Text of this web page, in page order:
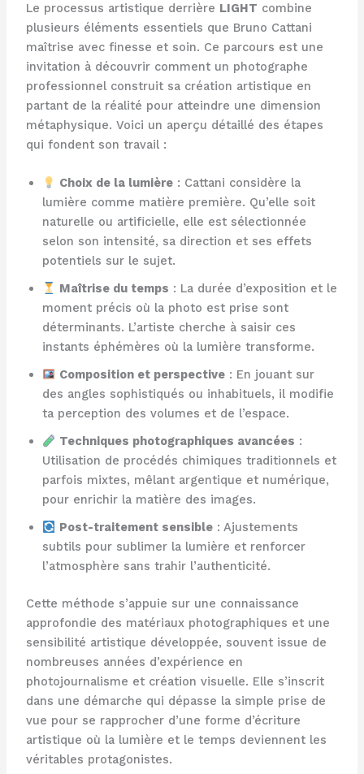
Le processus artistique derrière LIGHT combine
plusieurs éléments essentiels que Bruno Cattani
maîtrise avec finesse et soin. Ce parcours est une
invitation à découvrir comment un photographe
professionnel construit sa création artistique en
partant de la réalité pour atteindre une dimension
métaphysique. Voici un aperçu détaillé des étapes
qui fondent son travail :
Choix de la lumière : Cattani considère la
lumière comme matière première. Qu’elle soit
naturelle ou artificielle, elle est sélectionnée
selon son intensité, sa direction et ses effets
potentiels sur le sujet.
Maîtrise du temps : La durée d’exposition et le
moment précis où la photo est prise sont
déterminants. L’artiste cherche à saisir ces
instants éphémères où la lumière transforme.
Composition et perspective : En jouant sur
des angles sophistiqués ou inhabituels, il modifie
ta perception des volumes et de l’espace.
Techniques photographiques avancées :
Utilisation de procédés chimiques traditionnels et
parfois mixtes, mêlant argentique et numérique,
pour enrichir la matière des images.
Post-traitement sensible : Ajustements
subtils pour sublimer la lumière et renforcer
l’atmosphère sans trahir l’authenticité.
Cette méthode s’appuie sur une connaissance
approfondie des matériaux photographiques et une
sensibilité artistique développée, souvent issue de
nombreuses années d’expérience en
photojournalisme et création visuelle. Elle s’inscrit
dans une démarche qui dépasse la simple prise de
vue pour se rapprocher d’une forme d’écriture
artistique où la lumière et le temps deviennent les
véritables protagonistes.